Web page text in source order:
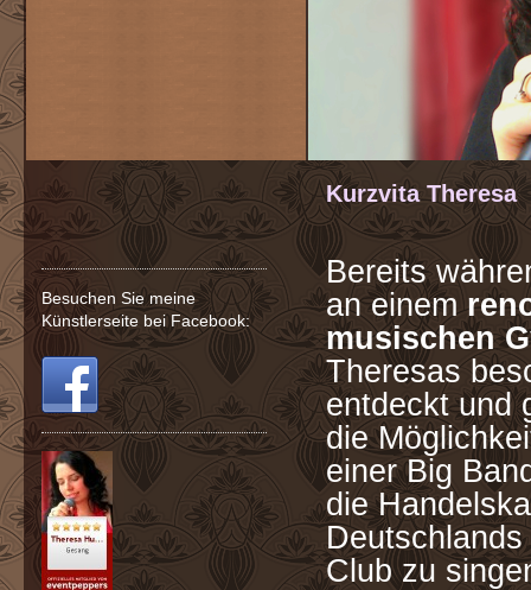
Kurzvita Theresa
Bereits
an einem
musischen
Theresas
entdeckt und
die
einer Big
die
Club zu
Besuchen Sie meine
Künstlerseite bei Facebook: